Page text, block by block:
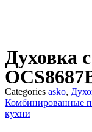
Духовка
Categories asko,
Комбинированные
кухни